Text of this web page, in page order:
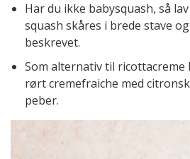
Har du ikke babysquash, så
squash skåres i brede stave
beskrevet.
Som alternativ til ricottacreme
rørt cremefraiche med
peber.